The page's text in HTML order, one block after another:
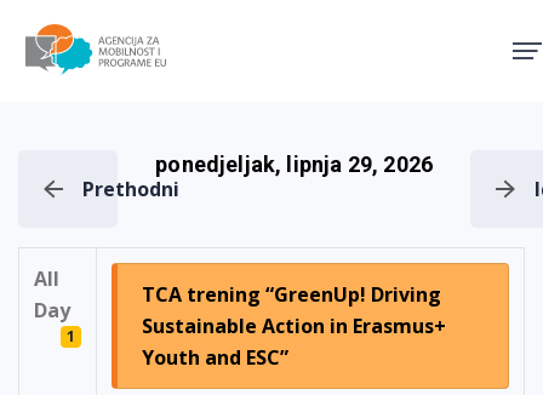
Prethodni
ponedjeljak, lipnja 29, 2026
All
Day
1
TCA trening “GreenUp! Driving
Sustainable Action in Erasmus+
Youth and ESC”